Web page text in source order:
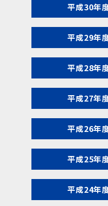
平成30年
平成29年
平成28年
平成27年
平成26年
平成25年
平成24年